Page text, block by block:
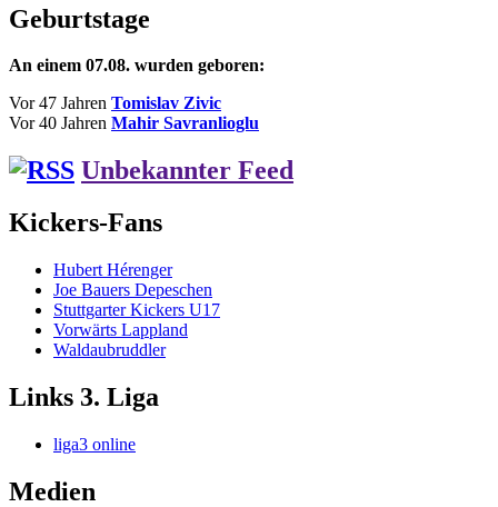
Geburtstage
An einem 07.08. wurden geboren:
Vor 47 Jahren Tomislav Zivic
Vor 40 Jahren Mahir Savranlioglu
Unbekannter Feed
Kickers-Fans
Hubert Hérenger
Joe Bauers Depeschen
Stuttgarter Kickers U17
Vorwärts Lappland
Waldaubruddler
Links 3. Liga
liga3 online
Medien